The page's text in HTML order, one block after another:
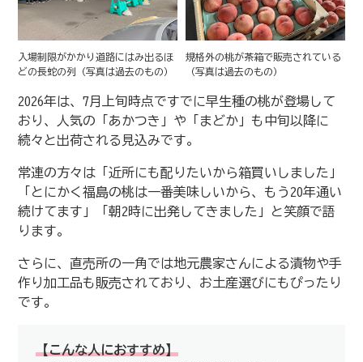
入場制限がかかり道路にはみ出るほ
どの長蛇の列（写真は過去のもの）
規格外の桃が茶箱で販売されている
（写真は過去のもの）
2026年は、7月上旬時点ですでに早生種の桃が登場して
おり、人気の「あかつき」や「まどか」も中旬以降に
続々と出荷される見込みです。
常連の方々は「近所にも配りたいから箱買いしました」
「とにかく福島の桃は一番美味しいから、もう20年通い
続けてます」「朝2時に出発してきました」と笑顔で語
ります。
さらに、直売所の一角では地元農家さんによる漬物や手
作り加工品も販売されており、お土産選びにもぴったり
です。
【こんな人におすすめ】